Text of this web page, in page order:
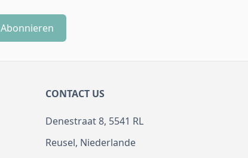
Abonnieren
CONTACT US
Denestraat 8, 5541 RL
Reusel, Niederlande